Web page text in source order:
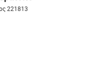
221813